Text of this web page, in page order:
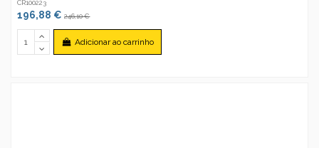
CR100223
196,88 €246,10 €
Adicionar ao carrinho